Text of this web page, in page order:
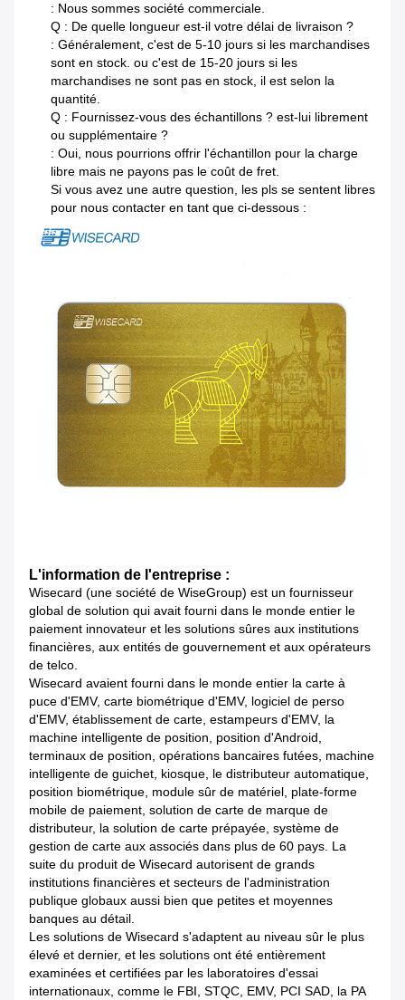
: Nous sommes société commerciale.
Q : De quelle longueur est-il votre délai de livraison ?
: Généralement, c'est de 5-10 jours si les marchandises
sont en stock. ou c'est de 15-20 jours si les
marchandises ne sont pas en stock, il est selon la
quantité.
Q : Fournissez-vous des échantillons ? est-lui librement
ou supplémentaire ?
: Oui, nous pourrions offrir l'échantillon pour la charge
libre mais ne payons pas le coût de fret.
Si vous avez une autre question, les pls se sentent libres
pour nous contacter en tant que ci-dessous :
L'information de l'entreprise :
Wisecard (une société de WiseGroup) est un fournisseur
global de solution qui avait fourni dans le monde entier le
paiement innovateur et les solutions sûres aux institutions
financières, aux entités de gouvernement et aux opérateurs
de telco.
Wisecard avaient fourni dans le monde entier la carte à
puce d'EMV, carte biométrique d'EMV, logiciel de perso
d'EMV, établissement de carte, estampeurs d'EMV, la
machine intelligente de position, position d'Android,
terminaux de position, opérations bancaires futées, machine
intelligente de guichet, kiosque, le distributeur automatique,
position biométrique, module sûr de matériel, plate-forme
mobile de paiement, solution de carte de marque de
distributeur, la solution de carte prépayée, système de
gestion de carte aux associés dans plus de 60 pays. La
suite du produit de Wisecard autorisent de grands
institutions financières et secteurs de l'administration
publique globaux aussi bien que petites et moyennes
banques au détail.
Les solutions de Wisecard s'adaptent au niveau sûr le plus
élevé et dernier, et les solutions ont été entièrement
examinées et certifiées par les laboratoires d'essai
internationaux, comme le FBI, STQC, EMV, PCI SAD, la PA